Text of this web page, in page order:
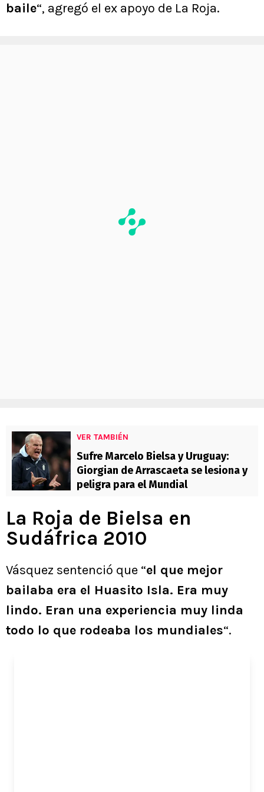
baile“, agregó el ex apoyo de La Roja.
VER TAMBIÉN
Sufre Marcelo Bielsa y Uruguay:
Giorgian de Arrascaeta se lesiona y
peligra para el Mundial
La Roja de Bielsa en
Sudáfrica 2010
Vásquez sentenció que “el que mejor
bailaba era el Huasito Isla. Era muy
lindo. Eran una experiencia muy linda
todo lo que rodeaba los mundiales“.